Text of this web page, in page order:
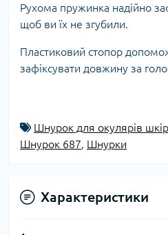
Рухома пружинка надійно
щоб ви їх не згубили.
Пластиковий стопор
зафіксувати довжину за
Шнурок для окулярів
Шнурок 687 Шнурки
Характеристики